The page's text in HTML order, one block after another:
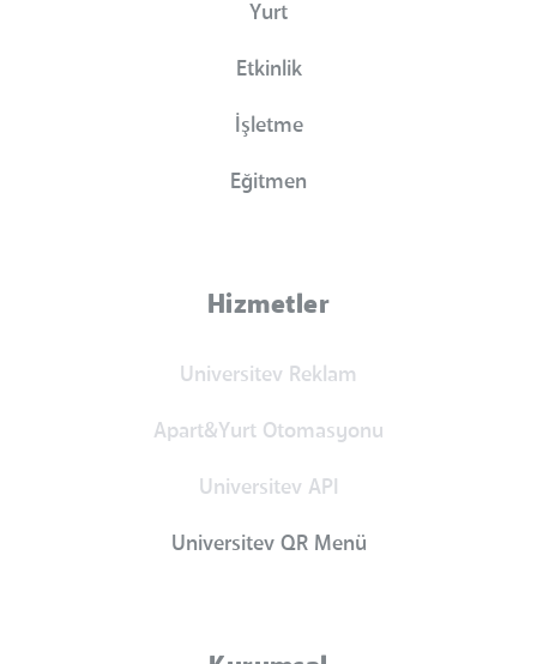
Yurt
Etkinlik
İşletme
Eğitmen
Hizmetler
Universitev Reklam
Apart&Yurt Otomasyonu
Universitev API
Universitev QR Menü